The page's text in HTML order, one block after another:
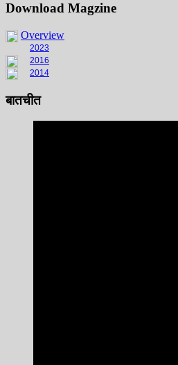
Download Magzine
Overview
2023
2016
2014
बातचीत